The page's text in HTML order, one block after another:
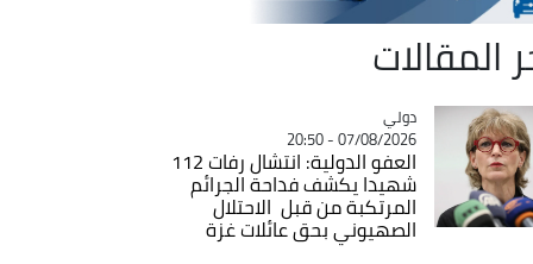
المقالات
Catégorie
دولي
07/08/2026 - 20:50
العفو الدولية: انتشال رفات 112
شهيدا يكشف فداحة الجرائم
المرتكبة من قبل الاحتلال
الصهيوني بحق عائلات غزة